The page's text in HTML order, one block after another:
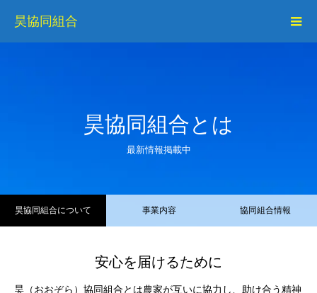
昊協同組合
昊協同組合とは
最新情報掲載中
昊協同組合について 事業内容 協同組合情報
安心を届けるために
昊（おおぞら）協同組合とは農家が互いに協力し、助け合う精神